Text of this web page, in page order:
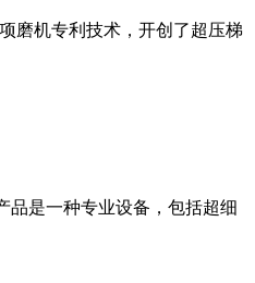
磨机专利技术，开创了超压梯
品是一种专业设备，包括超细